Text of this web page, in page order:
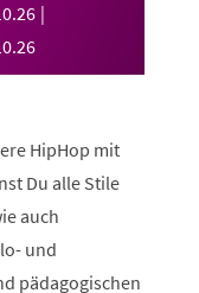
.26
.26
HipHop mit
Du alle Stile
auch
und
pädagogischen